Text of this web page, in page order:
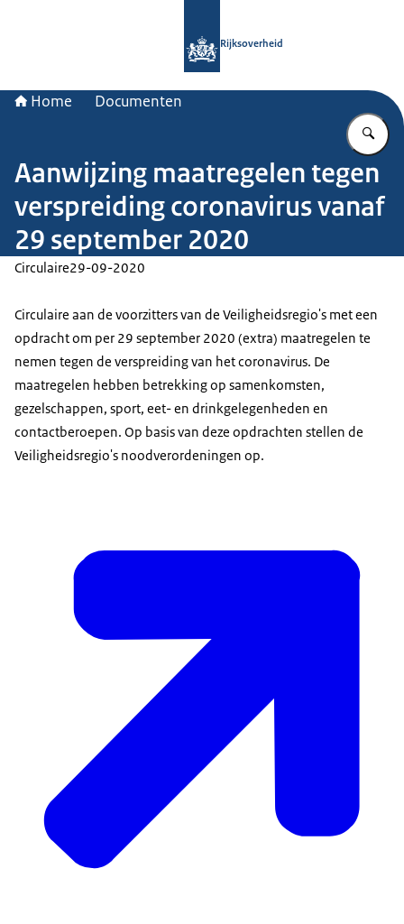
Rijksoverheid
Home Documenten
Aanwijzing maatregelen tegen
verspreiding coronavirus vanaf
29 september 2020
Circulaire29-09-2020
Circulaire aan de voorzitters van de Veiligheidsregio's met een
opdracht om per 29 september 2020 (extra) maatregelen te
nemen tegen de verspreiding van het coronavirus. De
maatregelen hebben betrekking op samenkomsten,
gezelschappen, sport, eet- en drinkgelegenheden en
contactberoepen. Op basis van deze opdrachten stellen de
Veiligheidsregio's noodverordeningen op.